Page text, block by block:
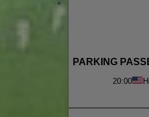
PARKING
20:00